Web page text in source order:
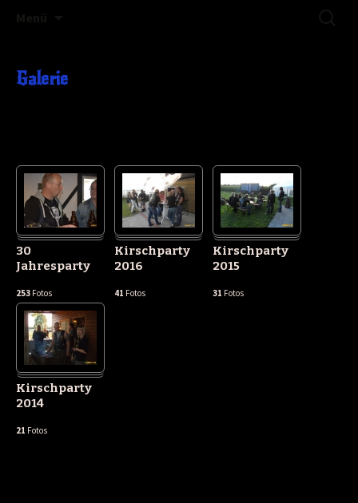
Galerie
30
Jahresparty
253 Fotos
Kirschparty
2016
41 Fotos
Kirschparty
2015
31 Fotos
Kirschparty
2014
21 Fotos